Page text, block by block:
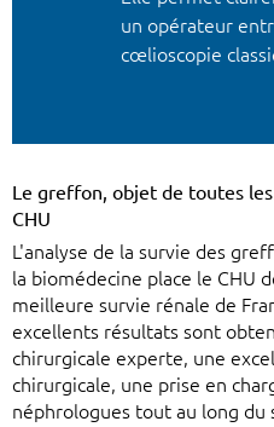
un opérateur
cœlioscopie
Le greffon, objet de toutes
CHU
L'analyse de la survie des
la biomédecine place le CHU
meilleure survie rénale de
excellents résultats sont
chirurgicale experte, une
chirurgicale, une prise en
néphrologues tout au long du